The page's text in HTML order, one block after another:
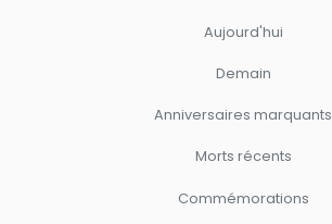
Aujourd'hui
Demain
Anniversaires marquants
Morts récents
Commémorations